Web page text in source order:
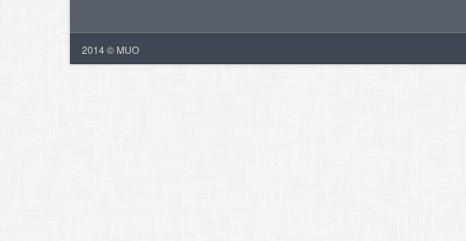
2014 © MUO